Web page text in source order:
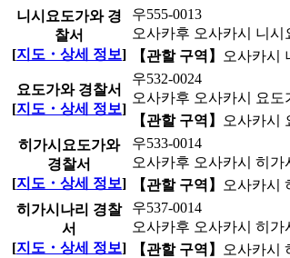
니시요도가와 경
찰서
[지도・상세 정보]
우555-0013
오사카후 오사카시 니시
【관할 구역】 오사카시
요도가와 경찰서
[지도・상세 정보]
우532-0024
오사카후 오사카시 요도
【관할 구역】
오사카시
히가시요도가와
경찰서
[지도・상세 정보]
우533-0014
오사카후 오사카시 히가
【관할 구역】
오사카시
히가시나리 경찰
서
[지도・상세 정보]
우537-0014
오사카후 오사카시 히가
【관할 구역】 오사카시